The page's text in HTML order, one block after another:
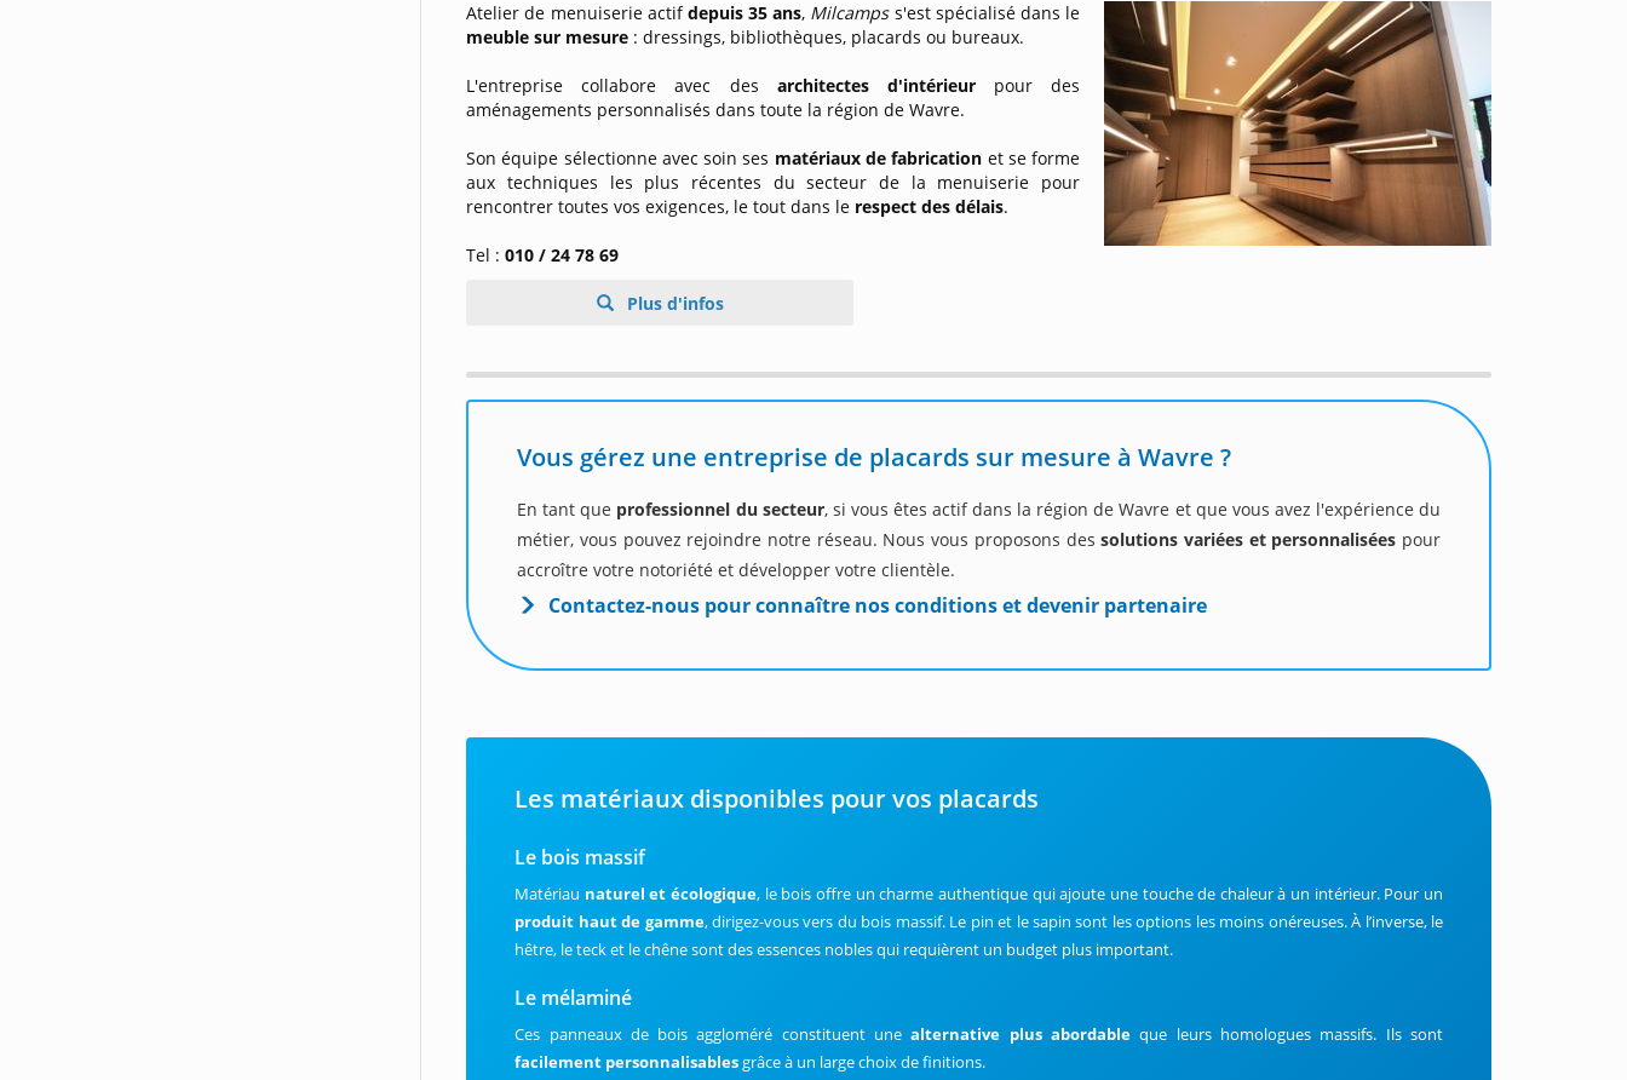
Atelier de menuiserie actifdepuis 35 ans, Milcamps s'est spécialisé dans le
meuble sur mesure : dressings, bibliothèques, placards ou bureaux.
L'entreprise collabore avec des architectes d'intérieurpour des
aménagements personnalisés dans toute la région de Wavre.
Son équipe sélectionne avec soin ses matériaux de fabrication et se forme
aux techniques les plus récentes du secteur de la menuiserie pour
rencontrer toutes vos exigences, le tout dans le respect des délais.
Tel :010 / 24 78 69
Plus d'infos
Vous gérez une entreprise de placards sur mesure à Wavre ?
En tant que professionnel du secteur, si vous êtes actif dans la région de Wavre et que vous avez l'expérience du
métier, vous pouvez rejoindre notre réseau. Nous vous proposons dessolutions variées et personnalisées pour
accroître votre notoriété et développer votre clientèle.
Contactez-nous pour connaître nos conditions et devenir partenaire
Les matériaux disponibles pour vos placards
Le bois massif
Matériau naturel et écologique, le bois offre un charme authentique qui ajoute une touche de chaleur à un intérieur. Pour un
produit haut de gamme, dirigez-vous vers du bois massif. Le pin et le sapin sont les options les moins onéreuses. À l’inverse, le
hêtre, le teck et le chêne sont des essences nobles qui requièrent un budget plus important.
Le mélaminé
Ces panneaux de bois aggloméré constituent unealternative plus abordableque leurs homologues massifs. Ils sont
facilement personnalisablesgrâce à un large choix de finitions.